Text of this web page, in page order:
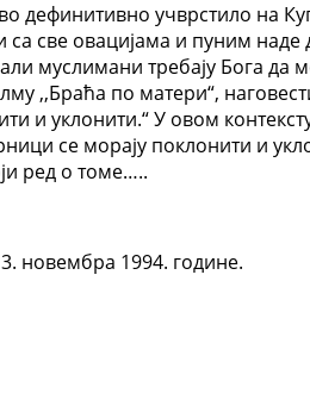
дефинитивно учврстило на
све овацијама и пуним
муслимани требају Бога да
,,Браћа по матери“,
и уклонити.“ У овом
се морају поклонити и
ред о томе…..
новембра 1994. године.